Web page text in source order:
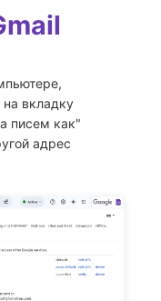
вкладку
писем как"
адрес